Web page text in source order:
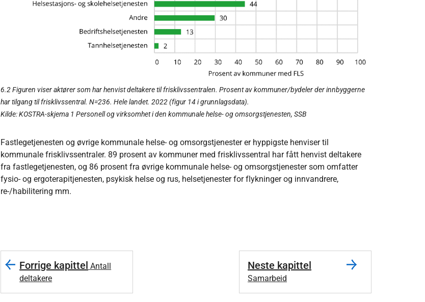
6.2 Figuren viser aktører som har henvist deltakere til frisklivssentralen. Prosent av kommuner/bydeler der innbyggerne
har tilgang til frisklivssentral. N=236. Hele landet. 2022 (figur 14 i grunnlagsdata).
Kilde: KOSTRA-skjema 1 Personell og virksomhet i den kommunale helse- og omsorgstjenesten, SSB
Fastlegetjenesten og øvrige kommunale helse- og omsorgstjenester er hyppigste henviser til
kommunale frisklivssentraler. 89 prosent av kommuner med frisklivssentral har fått henvist deltakere
fra fastlegetjenesten, og 86 prosent fra øvrige kommunale helse- og omsorgstjenester som omfatter
fysio- og ergoterapitjenesten, psykisk helse og rus, helsetjenester for flykninger og innvandrere,
re-/habilitering mm.
Forrige kapittel Antall
deltakere
Neste kapittel
Samarbeid